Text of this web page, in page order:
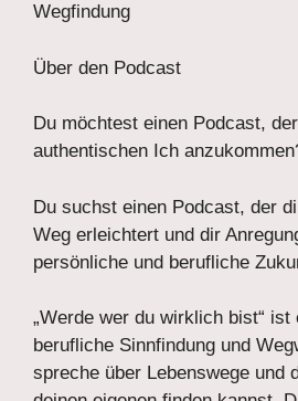
Wegfindung
Über den Podcast
Du möchtest einen Podcast,
authentischen Ich
Du suchst einen Podcast, der
Weg erleichtert und dir
persönliche und berufliche
„Werde wer du wirklich bist“
berufliche Sinnfindung und
spreche über Lebenswege und